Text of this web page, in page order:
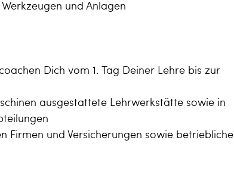
und Anlagen
Dich vom 1. Tag Deiner Lehre bis zur
ausgestattete Lehrwerkstätte sowie in
und Versicherungen sowie betriebliche